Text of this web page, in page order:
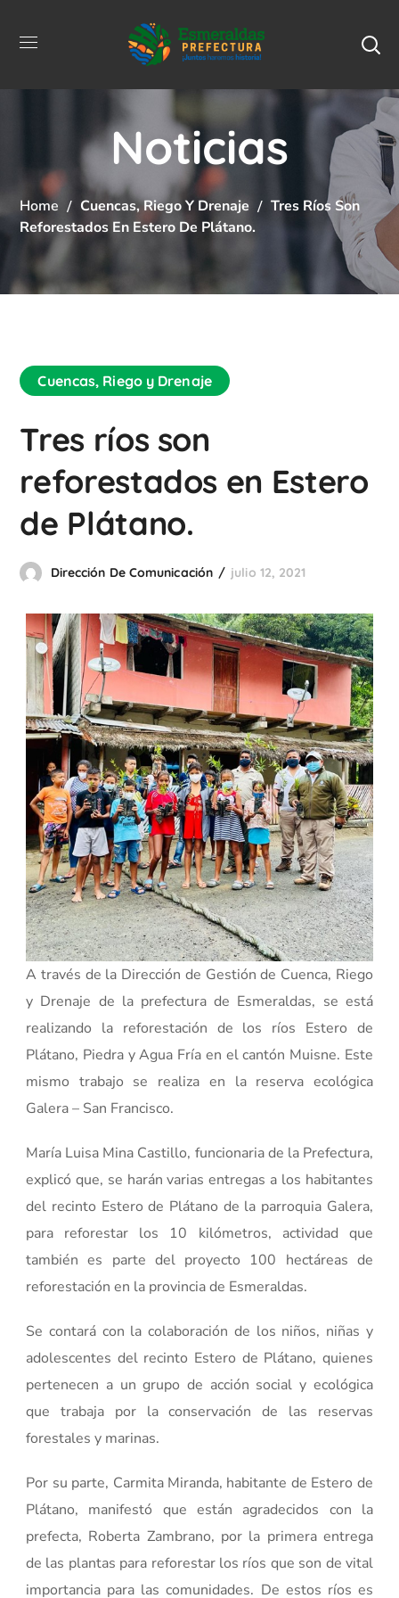
Noticias
Home Cuencas, Riego Y Drenaje
Tres Ríos Son
Reforestados En Estero De Plátano.
Cuencas, Riego y Drenaje
Tres ríos son
reforestados en Estero
de Plátano.
Dirección De Comunicación julio 12, 2021
A través de la Dirección de Gestión de Cuenca, Riego
y Drenaje de la prefectura de Esmeraldas, se está
realizando la reforestación de los ríos Estero de
Plátano, Piedra y Agua Fría en el cantón Muisne. Este
mismo trabajo se realiza en la reserva ecológica
Galera – San Francisco.
María Luisa Mina Castillo, funcionaria de la Prefectura,
explicó que, se harán varias entregas a los habitantes
del recinto Estero de Plátano de la parroquia Galera,
para reforestar los 10 kilómetros, actividad que
también es parte del proyecto 100 hectáreas de
reforestación en la provincia de Esmeraldas.
Se contará con la colaboración de los niños, niñas y
adolescentes del recinto Estero de Plátano, quienes
pertenecen a un grupo de acción social y ecológica
que trabaja por la conservación de las reservas
forestales y marinas.
Por su parte, Carmita Miranda, habitante de Estero de
Plátano, manifestó que están agradecidos con la
prefecta, Roberta Zambrano, por la primera entrega
de las plantas para reforestar los ríos que son de vital
importancia para las comunidades. De estos ríos es